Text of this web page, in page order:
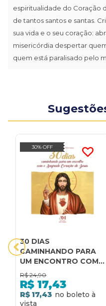
espiritualidade do Coração
de tantos santos e santas.
sua vida e o seu coração:
misericórdia despertar
quem está paralisado pelo
30% OFF
30 DIAS
CAMINHANDO PARA
UM ENCONTRO COM
O SAGRADO
CORAÇÃO DE JESUS
R$ 24,90
R$ 17,43
R$ 17,43